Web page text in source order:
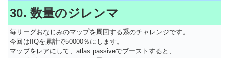
30. 数量のジレンマ
毎リーグおなじみのマップを周回する系のチャレンジです。
今回はIIQを累計で50000％にします。
マップをレアにして、atlas passiveでブーストすると、